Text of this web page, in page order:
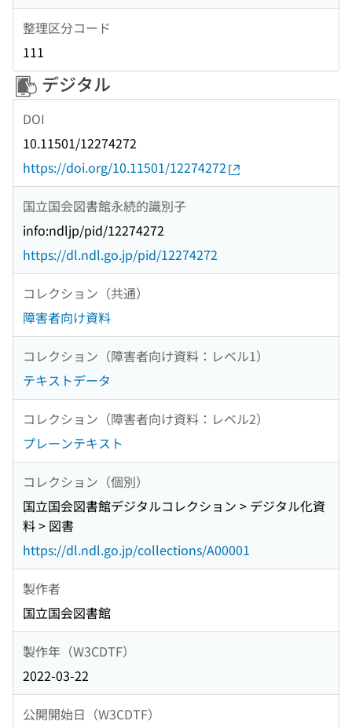
整理区分コード
111
デジタル
DOI
10.11501/12274272
https://doi.org/10.11501/12274272
国立国会図書館永続的識別子
info:ndljp/pid/12274272
https://dl.ndl.go.jp/pid/12274272
コレクション（共通）
障害者向け資料
コレクション（障害者向け資料：レベル1）
テキストデータ
コレクション（障害者向け資料：レベル2）
プレーンテキスト
コレクション（個別）
国立国会図書館デジタルコレクション > デジタル化資
料 > 図書
https://dl.ndl.go.jp/collections/A00001
製作者
国立国会図書館
製作年（W3CDTF）
2022-03-22
公開開始日（W3CDTF）